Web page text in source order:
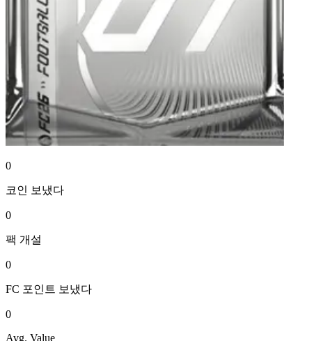
0
코인 보냈다
0
팩 개설
0
FC 포인트 보냈다
0
Avg. Value